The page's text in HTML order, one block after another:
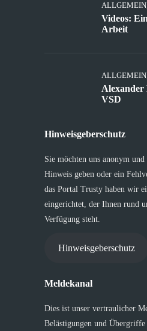
ALLGEMEIN
Videos:
Arbeit
ALLGEMEIN
Alexander
VSD
Hinweisgeberschutz
Sie möchten uns anonym
Hinweis geben oder ein
das Portal Trusty haben wir
eingerichtet, der Ihnen rund
Verfügung steht.
Hinweisgeberschutz
Meldekanal
Dies ist unser vertraulicher
Belästigungen und